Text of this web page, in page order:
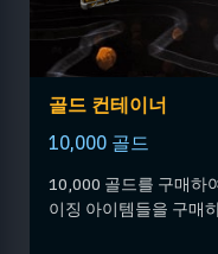
골드 컨테이너
10,000 골드
10,000 골드를 구매하
이징 아이템들을 구매